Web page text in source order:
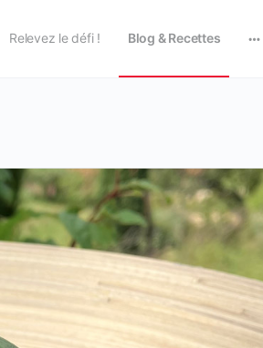
Relevez le défi ! Blog & Recettes